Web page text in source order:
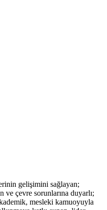
gelişimini sağlayan;
ve çevre sorunlarına duyarlı;
mesleki kamuoyuyla